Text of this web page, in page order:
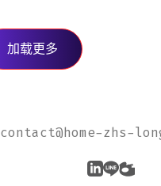
加载更多
contact@home-zhs-